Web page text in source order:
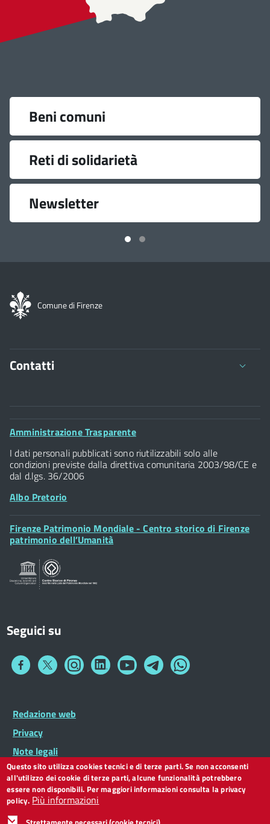
Link
utili
Beni comuni
Reti di solidarietà
Newsletter
Comune di Firenze
Contatti
Comune di Firenze
Palazzo Vecchio
Piazza della Signoria - 50122, Firenze
Posta Elettronica Certificata
Footer
Amministrazione Trasparente
I dati personali pubblicati sono riutilizzabili solo alle
condizioni previste dalla direttiva comunitaria 2003/98/CE e
dal d.lgs. 36/2006
Albo Pretorio
Footer
Widget
Firenze Patrimonio Mondiale - Centro storico di Firenze
patrimonio dell’Umanità
Seguici su
Collegamento
Collegamento
a
Collegamento
a
Collegamento
a
Collegamento
a
Collegamento
a
Collegamento
a
Widget
Footer
menu
Redazione web
Privacy
Note legali
Dichiarazione di accessibilità
CC BY 3.0 IT
Questo sito utilizza cookies tecnici e di terze parti. Se non acconsenti
all'utilizzo dei cookie di terze parti, alcune funzionalità potrebbero
essere non disponibili. Per maggiori informazioni consulta la privacy
policy. Più informazioni